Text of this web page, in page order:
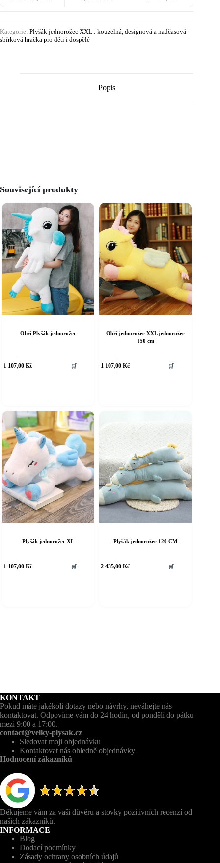
Kategorie: Plyšák jednorožec XXL : kouzelná, designová a nadčasová
sbírková hračka pro děti i dospělé
Popis
Související produkty
Obří Plyšák jednorožec
1 107,00 Kč 🛒
Obří jednorožec XXL jednorožec
150 cm
1 107,00 Kč 🛒
Plyšák jednorožec XL
1 107,00 Kč 🛒
Plyšák jednorožec 120 CM
2 435,00 Kč 🛒
KONTAKT
Pokud máte jakékoli dotazy nebo návrhy, neváhejte nás
kontaktovat. Odpovíme vám do 24 hodin, od pondělí do pátku
mezi 9:00 a 17:00.
contact@velky-plysak.cz
Sledovat moji objednávku
Kontaktovat nás ohledně objednávky
Hodnocení zákazníků
Děkujeme vám za vaši důvěru a stovky pozitivních recenzí od
našich zákazníků.
INFORMACE
Blog
Dodací podmínky
Zásady ochrany osobních údajů